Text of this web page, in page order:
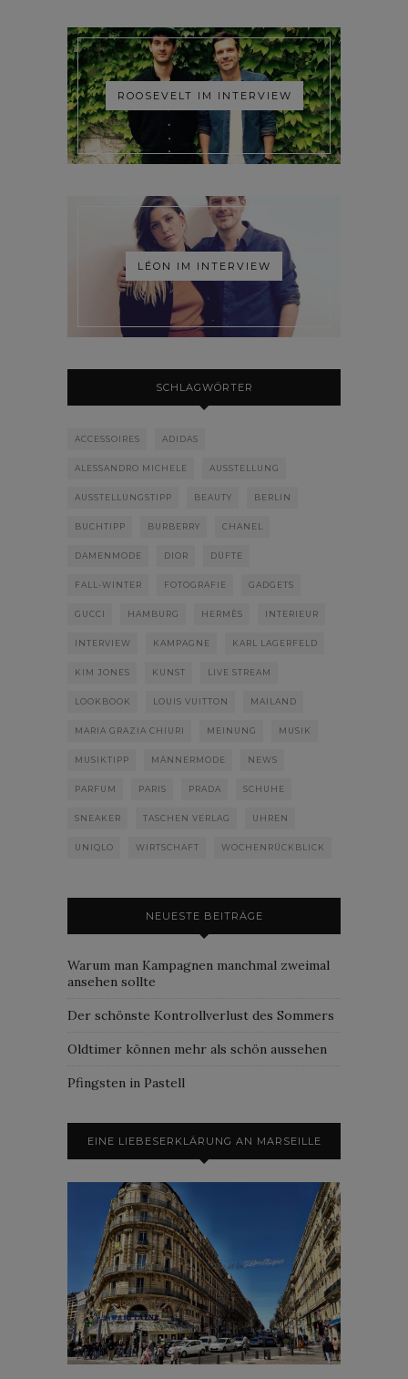
ROOSEVELT IM INTERVIEW
LÉON IM INTERVIEW
SCHLAGWÖRTER
ACCESSOIRES ADIDAS
ALESSANDRO MICHELE AUSSTELLUNG
AUSSTELLUNGSTIPP BEAUTY BERLIN
BUCHTIPP BURBERRY CHANEL
DAMENMODE DIOR DÜFTE
FALL-WINTER FOTOGRAFIE GADGETS
GUCCI HAMBURG HERMÈS INTERIEUR
INTERVIEW KAMPAGNE KARL LAGERFELD
KIM JONES KUNST LIVE STREAM
LOOKBOOK LOUIS VUITTON MAILAND
MARIA GRAZIA CHIURI MEINUNG MUSIK
MUSIKTIPP MÄNNERMODE NEWS
PARFUM PARIS PRADA SCHUHE
SNEAKER TASCHEN VERLAG UHREN
UNIQLO WIRTSCHAFT WOCHENRÜCKBLICK
NEUESTE BEITRÄGE
Warum man Kampagnen manchmal zweimal
ansehen sollte
Der schönste Kontrollverlust des Sommers
Oldtimer können mehr als schön aussehen
Pfingsten in Pastell
EINE LIEBESERKLÄRUNG AN MARSEILLE